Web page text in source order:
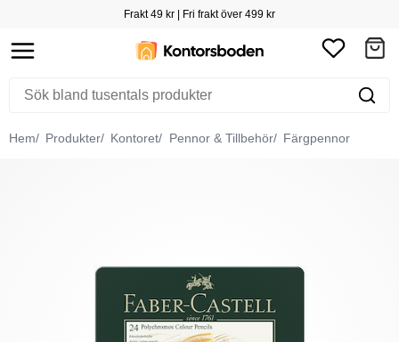
Frakt 49 kr | Fri frakt över 499 kr
Hem Produkter Kontoret Pennor & Tillbehör Färgpennor